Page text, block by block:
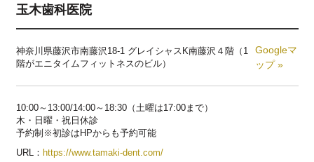
玉木歯科医院
神奈川県藤沢市南藤沢18-1 グレイシャスK南藤沢４階（1
階がエニタイムフィットネスのビル）
Googleマ
ップ »
10:00～13:00/14:00～18:30（土曜は17:00まで）
木・日曜・祝日休診
予約制※初診はHPからも予約可能
URL： https://www.tamaki-dent.com/